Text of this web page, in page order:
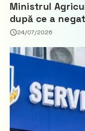
Ministrul
după ce a
Partidul
24/07/2026